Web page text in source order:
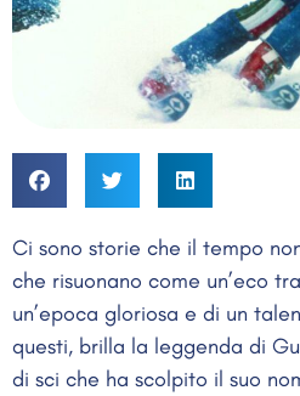
Ci sono storie che il tempo
che risuonano come un’eco
un’epoca gloriosa e di un
questi, brilla la leggenda di
di sci che ha scolpito il suo